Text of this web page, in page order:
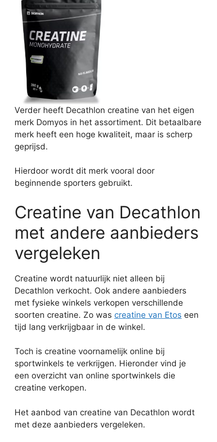
Verder heeft Decathlon creatine van het eigen
merk Domyos in het assortiment. Dit betaalbare
merk heeft een hoge kwaliteit, maar is scherp
geprijsd.
Hierdoor wordt dit merk vooral door
beginnende sporters gebruikt.
Creatine van Decathlon
met andere aanbieders
vergeleken
Creatine wordt natuurlijk niet alleen bij
Decathlon verkocht. Ook andere aanbieders
met fysieke winkels verkopen verschillende
soorten creatine. Zo was creatine van Etos een
tijd lang verkrijgbaar in de winkel.
Toch is creatine voornamelijk online bij
sportwinkels te verkrijgen. Hieronder vind je
een overzicht van online sportwinkels die
creatine verkopen.
Het aanbod van creatine van Decathlon wordt
met deze aanbieders vergeleken.